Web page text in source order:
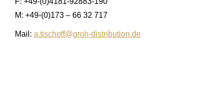
M: +49-(0)173 – 66 32 717
Mail: a.tischoff@groh-distribution.de